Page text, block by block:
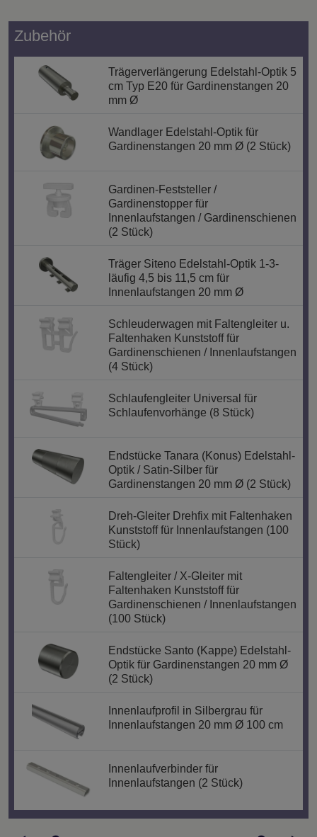
Zubehör
Trägerverlängerung Edelstahl-Optik 5
cm Typ E20 für Gardinenstangen 20
mm Ø
Wandlager Edelstahl-Optik für
Gardinenstangen 20 mm Ø (2 Stück)
Gardinen-Feststeller /
Gardinenstopper für
Innenlaufstangen / Gardinenschienen
(2 Stück)
Träger Siteno Edelstahl-Optik 1-3-
läufig 4,5 bis 11,5 cm für
Innenlaufstangen 20 mm Ø
Schleuderwagen mit Faltengleiter u.
Faltenhaken Kunststoff für
Gardinenschienen / Innenlaufstangen
(4 Stück)
Schlaufengleiter Universal für
Schlaufenvorhänge (8 Stück)
Endstücke Tanara (Konus) Edelstahl-
Optik / Satin-Silber für
Gardinenstangen 20 mm Ø (2 Stück)
Dreh-Gleiter Drehfix mit Faltenhaken
Kunststoff für Innenlaufstangen (100
Stück)
Faltengleiter / X-Gleiter mit
Faltenhaken Kunststoff für
Gardinenschienen / Innenlaufstangen
(100 Stück)
Endstücke Santo (Kappe) Edelstahl-
Optik für Gardinenstangen 20 mm Ø
(2 Stück)
Innenlaufprofil in Silbergrau für
Innenlaufstangen 20 mm Ø 100 cm
Innenlaufverbinder für
Innenlaufstangen (2 Stück)